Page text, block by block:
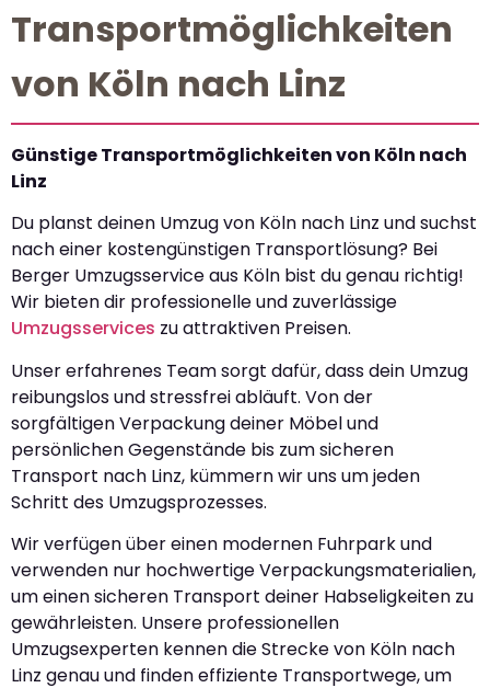
Transportmöglichkeiten
von Köln nach Linz
Günstige Transportmöglichkeiten von Köln nach
Linz
Du planst deinen Umzug von Köln nach Linz und suchst
nach einer kostengünstigen Transportlösung? Bei
Berger Umzugsservice aus Köln bist du genau richtig!
Wir bieten dir professionelle und zuverlässige
Umzugsservices zu attraktiven Preisen.
Unser erfahrenes Team sorgt dafür, dass dein Umzug
reibungslos und stressfrei abläuft. Von der
sorgfältigen Verpackung deiner Möbel und
persönlichen Gegenstände bis zum sicheren
Transport nach Linz, kümmern wir uns um jeden
Schritt des Umzugsprozesses.
Wir verfügen über einen modernen Fuhrpark und
verwenden nur hochwertige Verpackungsmaterialien,
um einen sicheren Transport deiner Habseligkeiten zu
gewährleisten. Unsere professionellen
Umzugsexperten kennen die Strecke von Köln nach
Linz genau und finden effiziente Transportwege, um